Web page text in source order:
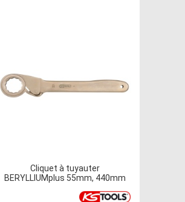
Cliquet à tuyauter
BERYLLIUMplus 55mm, 440mm